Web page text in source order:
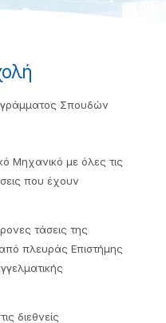
Σπουδών
Μηχανικό με όλες τις
που έχουν
τάσεις της
πλευράς Επιστήμης
διεθνείς